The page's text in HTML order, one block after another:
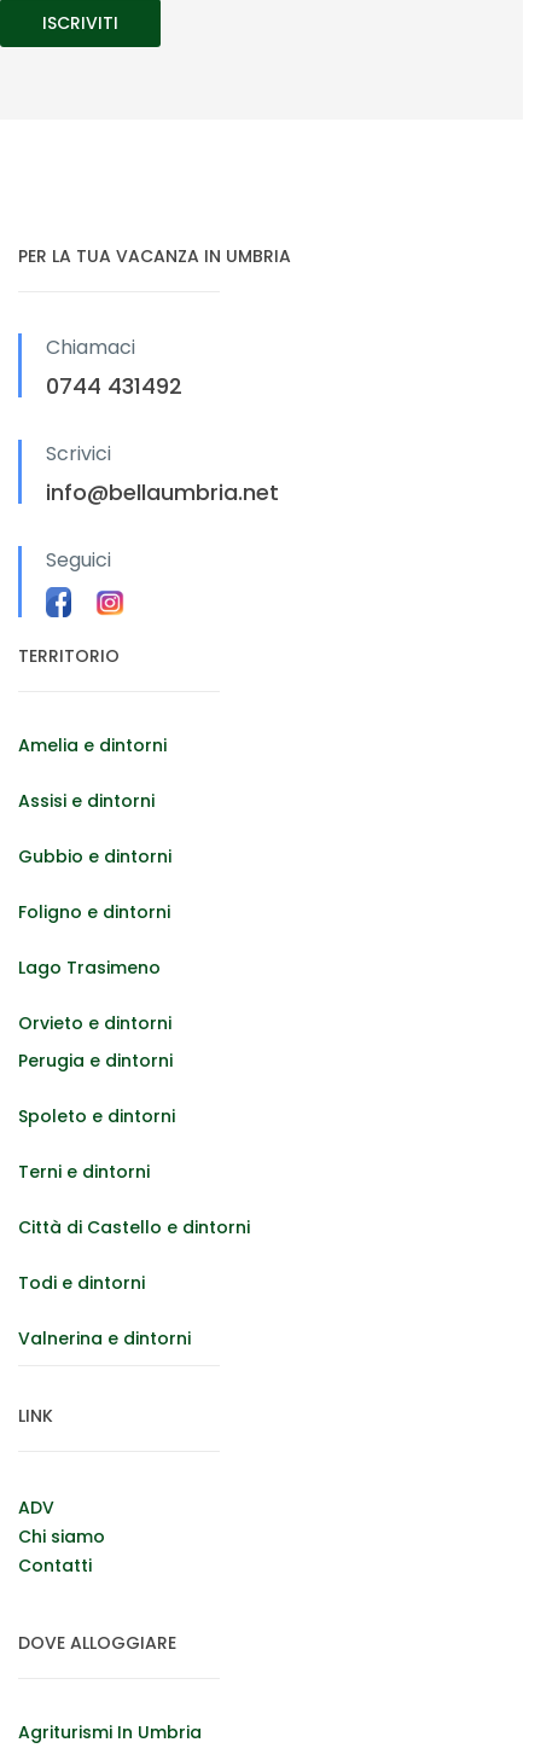
PER LA TUA VACANZA IN UMBRIA
Chiamaci
0744 431492
Scrivici
info@bellaumbria.net
Seguici
TERRITORIO
Amelia e dintorni
Assisi e dintorni
Gubbio e dintorni
Foligno e dintorni
Lago Trasimeno
Orvieto e dintorni
Perugia e dintorni
Spoleto e dintorni
Terni e dintorni
Città di Castello e dintorni
Todi e dintorni
Valnerina e dintorni
LINK
ADV
Chi siamo
Contatti
DOVE ALLOGGIARE
Agriturismi In Umbria